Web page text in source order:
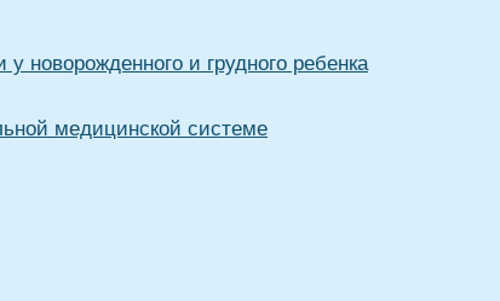
новорожденного и грудного ребенка
медицинской системе